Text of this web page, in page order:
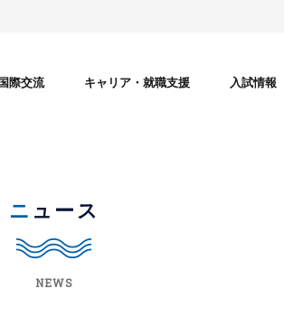
国際交流 キャリア・就職支援 入試情報
ニュース
NEWS